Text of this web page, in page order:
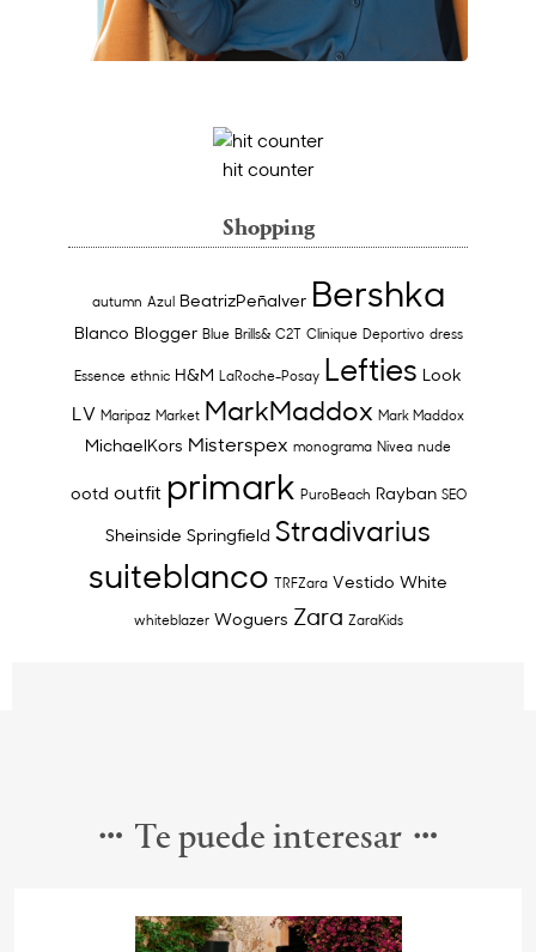
hit counter
Shopping
autumn Azul BeatrizPeñalver Bershka
Blanco Blogger Blue Brills& C2T Clinique Deportivo dress
Essence ethnic H&M LaRoche-Posay Lefties Look
LV Maripaz Market MarkMaddox Mark Maddox
MichaelKors Misterspex monograma Nivea nude
ootd outfit primark PuroBeach Rayban SEO
Sheinside Springfield Stradivarius
suiteblanco TRFZara Vestido White
whiteblazer Woguers Zara ZaraKids
Te puede interesar